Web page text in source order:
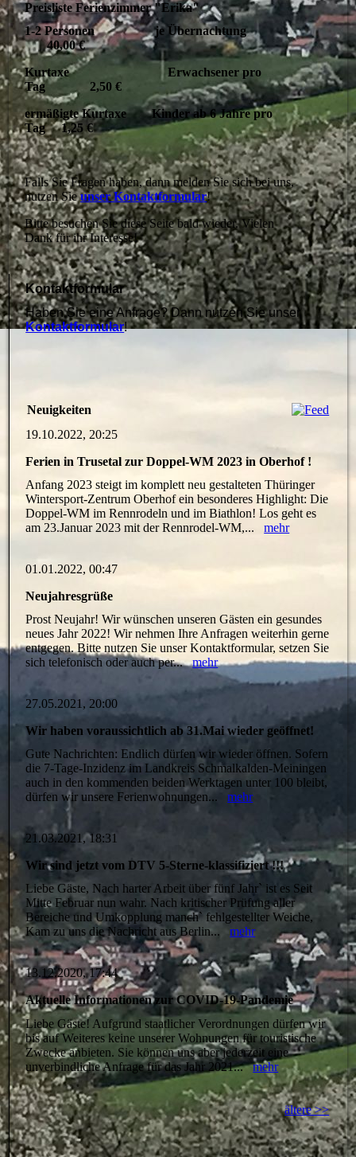
Preisliste Ferienzimmer "Erika"
1-2 Personen je Übernachtung
40,00 €
Kurtaxe Erwachsener pro
Tag 2,50 €
ermäßigte Kurtaxe Kinder ab 6 Jahre pro
Tag 1,25 €
Falls Sie Fragen haben, dann melden Sie sich bei uns,
nutzen Sieunser Kontaktformular!
Bitte besuchen Sie diese Seite bald wieder. Vielen
Dank für ihr Interesse!
Kontaktformular
Haben Sie eine Anfrage? Dann nutzen Sie unser
Kontaktformular!
Neuigkeiten
19.10.2022, 20:25
Ferien in Trusetal zur Doppel-WM 2023 in Oberhof !
Anfang 2023 steigt im komplett neu gestalteten Thüringer
Wintersport-Zentrum Oberhof ein besonderes Highlight: Die
Doppel-WM im Rennrodeln und im Biathlon! Los geht es
am 23.Januar 2023 mit der Rennrodel-WM,...mehr
01.01.2022, 00:47
Neujahresgrüße
Prost Neujahr! Wir wünschen unseren Gästen ein gesundes
neues Jahr 2022! Wir nehmen Ihre Anfragen weiterhin gerne
entgegen. Bitte nutzen Sie unser Kontaktformular, setzen Sie
sich telefonisch oder auch per...mehr
27.05.2021, 20:00
Wir haben voraussichtlich ab 31.Mai wieder geöffnet!
Gute Nachrichten: Endlich dürfen wir wieder öffnen. Sofern
die 7-Tage-Inzidenz im Landkreis Schmalkalden-Meiningen
auch in den kommenden beiden Werktagen unter 100 bleibt,
dürfen wir unsere Ferienwohnungen...mehr
21.03.2021, 18:31
Wir sind jetzt vom DTV 5-Sterne-klassifiziert !!!
Liebe Gäste, Nach harter Arbeit über fünf Jahr` ist es Seit
Mitte Februar nun wahr. Nach kritischer Prüfung aller
Bereiche und Umkopplung manch` fehlgestellter Weiche,
Kam zu uns die Nachricht aus Berlin...mehr
13.12.2020, 17:44
Aktuelle Informationen zur COVID-19-Pandemie
Liebe Gäste! Aufgrund staatlicher Verordnungen dürfen wir
bis auf Weiteres keine unserer Wohnungen für touristische
Zwecke anbieten. Sie können uns aber jederzeit eine
unverbindliche Anfrage für das Jahr 2021...mehr
ältere >>